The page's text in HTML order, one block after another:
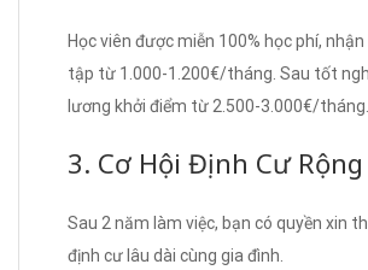
Học viên được miễn 100% học phí,
tập từ 1.000-1.200€/tháng. Sau tốt
lương khởi điểm từ 2.500-3.000€/tháng.
3. Cơ Hội Định Cư
Sau 2 năm làm việc, bạn có quyền xin
định cư lâu dài cùng gia đình.